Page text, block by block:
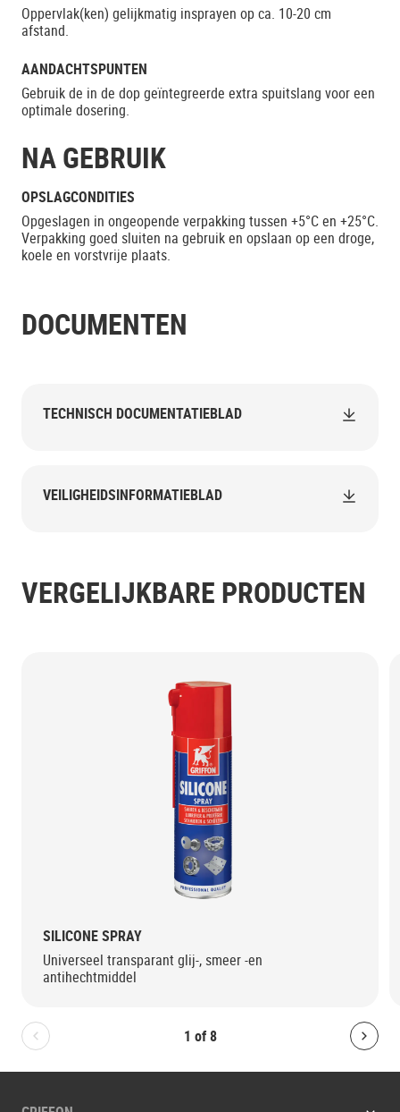
Oppervlak(ken) gelijkmatig insprayen op ca. 10-20 cm
afstand.
AANDACHTSPUNTEN
Gebruik de in de dop geïntegreerde extra spuitslang voor een
optimale dosering.
NA GEBRUIK
OPSLAGCONDITIES
Opgeslagen in ongeopende verpakking tussen +5°C en +25°C.
Verpakking goed sluiten na gebruik en opslaan op een droge,
koele en vorstvrije plaats.
DOCUMENTEN
TECHNISCH DOCUMENTATIEBLAD
VEILIGHEIDSINFORMATIEBLAD
VERGELIJKBARE PRODUCTEN
1 of 8
Bolton.General.PreviousSlide
SILICONE SPRAY
Universeel transparant glij-, smeer -en
antihechtmiddel